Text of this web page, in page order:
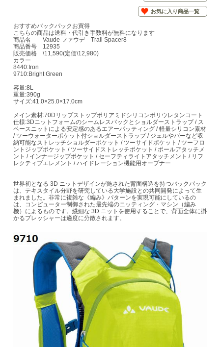
お気に入り商品一覧
おすすめバックパックお買得
こちらの商品は送料・代引き手数料が無料になります
商品名 Vaude ファウデ Trail Spacer8
商品番号 12935
販売価格 \11,590(定価\12,980)
カラー
8440:Iron
9710:Bright Green
容量:8L
重量:390g
サイズ:41.0×25.0×17.0cm
メイン素材:70Dリップストップポリアミドシリコンポリウレタンコート
仕様:3Dニットフォームのシームレスバックとショルダーストラップ / ス
ペースニットによる安定感のあるエアーパッティング / 軽量シリコン素材
/ ツーウォーターポケット付ショルダーストラップ / ジェルやバーなど収
納可能なストレッチショルダーポケット / ツーサイドポケット / ツーフロ
ントジップポケット / ツーサイドストレッチポケット / ポールアタッチメ
ント / インナージップポケット / セーフティライトアタッチメント / リフ
レクティブエレメント / ハイドレーション機能用オープナー
世界初となる 3D ニットデザインが施された背面構造を持つバックパック
は、テキスタイル分野を研究している大学施設との共同開発によって生
まれました。非常に複雑な《編み》パターンを実現可能にしているの
は、コンピューター制御された最先端のニッティング・マシン（編み
機）によるものです。繊細な 3D ニットを使用することで、背面全体に掛
かるプレッシャーは適度に分散されます。